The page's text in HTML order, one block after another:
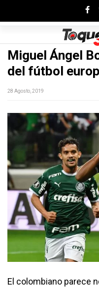
Miguel Ángel
del fútbol
28 Agosto, 2019
El colombiano parece